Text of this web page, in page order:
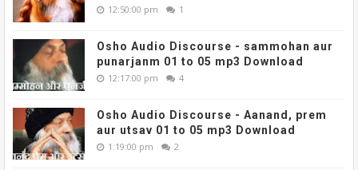
12:50:00 pm 1
Osho Audio Discourse - sammohan aur
punarjanm 01 to 05 mp3 Download
12:17:00 pm 4
Osho Audio Discourse - Aanand, prem
aur utsav 01 to 05 mp3 Download
1:19:00 pm 2